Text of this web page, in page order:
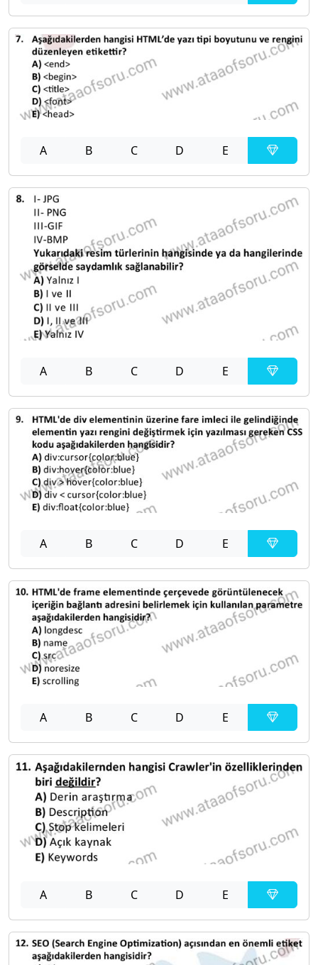
A B C D E
A B C D E
A B C D E
A B C D E
A B C D E